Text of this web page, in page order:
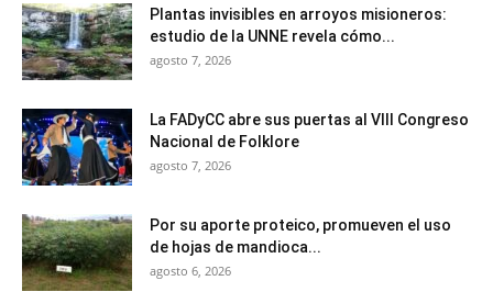
Plantas invisibles en arroyos misioneros:
estudio de la UNNE revela cómo...
agosto 7, 2026
La FADyCC abre sus puertas al VIII Congreso
Nacional de Folklore
agosto 7, 2026
Por su aporte proteico, promueven el uso
de hojas de mandioca...
agosto 6, 2026